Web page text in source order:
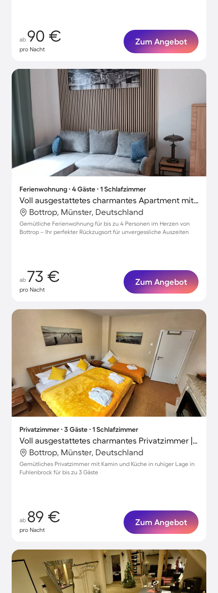
ab 90 €
pro Nacht
Zum Angebot
Ferienwohnung ∙ 4 Gäste ∙ 1 Schlafzimmer
Voll ausgestattetes charmantes Apartment mit Terrasse
Bottrop, Münster, Deutschland
Gemütliche Ferienwohnung für bis zu 4 Personen im Herzen von
Bottrop – Ihr perfekter Rückzugsort für unvergessliche Auszeiten
ab 73 €
pro Nacht
Zum Angebot
Privatzimmer ∙ 3 Gäste ∙ 1 Schlafzimmer
Voll ausgestattetes charmantes Privatzimmer | Stadtblick
Bottrop, Münster, Deutschland
Gemütliches Privatzimmer mit Kamin und Küche in ruhiger Lage in
Fuhlenbrock für bis zu 3 Gäste
ab 89 €
pro Nacht
Zum Angebot